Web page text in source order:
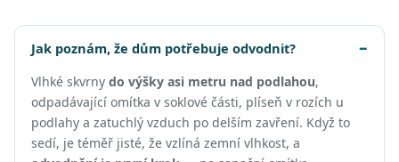
Jak poznám, že dům potřebuje odvodnit?
Vlhké skvrny do výšky asi metru nad podlahou,
odpadávající omítka v soklové části, plíseň v rozích u
podlahy a zatuchlý vzduch po delším zavření. Když to
sedí, je téměř jisté, že vzlíná zemní vlhkost, a